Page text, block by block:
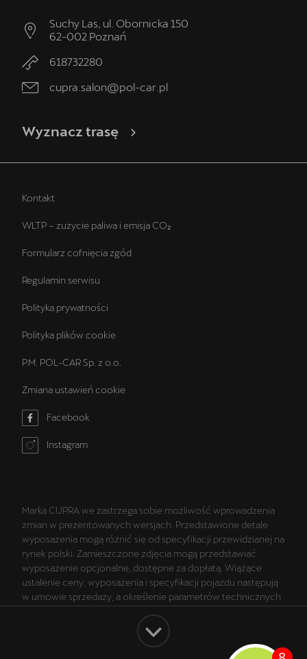
Suchy Las, ul. Obornicka 150
62-002 Poznań
618732280
cupra.salon@pol-car.pl
Wyznacz trasę
Kontakt
WLTP – zużycie paliwa i emisja CO₂
Formularz cofnięcia zgód
Regulamin serwisu
Polityka prywatności
Polityka plików cookie
P.M. POL-CAR Sp. z o.o.
Zmiana ustawień cookie
Facebook
Instagram
Marka CUPRA we zastrzega sobie możliwość wprowadzenia
zmian w prezentowanych wersjach. Przedstawione detale
wyposażenia mogą różnić się od specyfikacji przewidzianej na
rynek polski. Zamieszczone zdjęcia mogą przedstawiać
wyposażenie opcjonalne, dostępne za dopłatą. Wiążące
ustalenie ceny, wyposażenia i specyfikacji pojazdu następują
w umowie sprzedaży, a określenie parametrów technicznych
sobie prawo do zmian i pomyłek. Wszelkie informacje
prezentowane na stronie są aktualne na dzień ich
zamieszczania. W celu uzyskania najnowszych informacji